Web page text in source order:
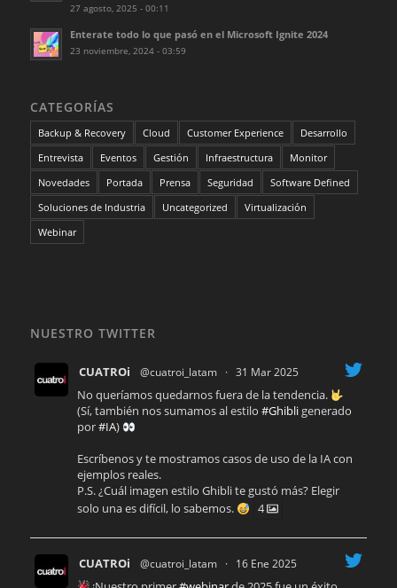
27 agosto, 2025 - 00:11
Enterate todo lo que pasó en el Microsoft Ignite 2024
23 noviembre, 2024 - 03:59
CATEGORÍAS
Backup & Recovery Cloud Customer Experience
Desarrollo
Entrevista
Eventos Gestión Infraestructura
Monitor
Novedades
Portada Prensa Seguridad
Software Defined
Soluciones de Industria
Uncategorized
Virtualización
Webinar
NUESTRO TWITTER
CUATROi @cuatroi_latam · 31 Mar 2025
No queríamos quedarnos fuera de la tendencia.
(Sí, también nos sumamos al estilo #Ghibligenerado
por#IA)
Escríbenos y te mostramos casos de uso de la IA con
ejemplos reales.
P.S. ¿Cuál imagen estilo Ghibli te gustó más? Elegir
solo una es difícil, lo sabemos.
4
CUATROi @cuatroi_latam · 16 Ene 2025